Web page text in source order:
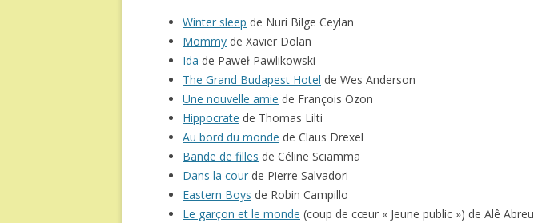
Winter sleep de Nuri Bilge Ceylan
Mommy de Xavier Dolan
Ida de Paweł Pawlikowski
The Grand Budapest Hotel de Wes Anderson
Une nouvelle amie de François Ozon
Hippocrate de Thomas Lilti
Au bord du monde de Claus Drexel
Bande de filles de Céline Sciamma
Dans la cour de Pierre Salvadori
Eastern Boys de Robin Campillo
Le garçon et le monde (coup de cœur « Jeune public ») de Alê Abreu